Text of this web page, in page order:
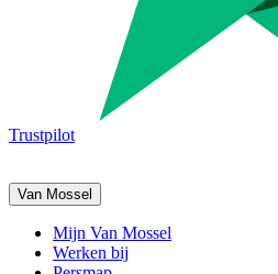
Trustpilot
Van Mossel
Mijn Van Mossel
Werken bij